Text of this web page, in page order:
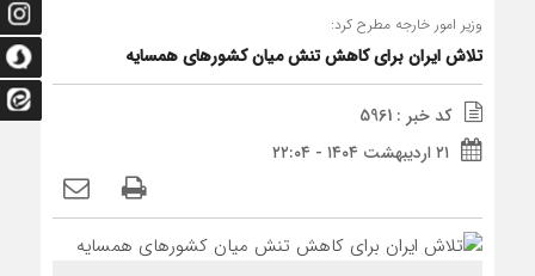
وزیر امور خارجه مطرح کرد:
تلاش ایران برای کاهش تنش میان کشورهای همسایه
کد خبر : 5961
۲۱ اردیبهشت ۱۴۰۴ - ۲۲:۰۴